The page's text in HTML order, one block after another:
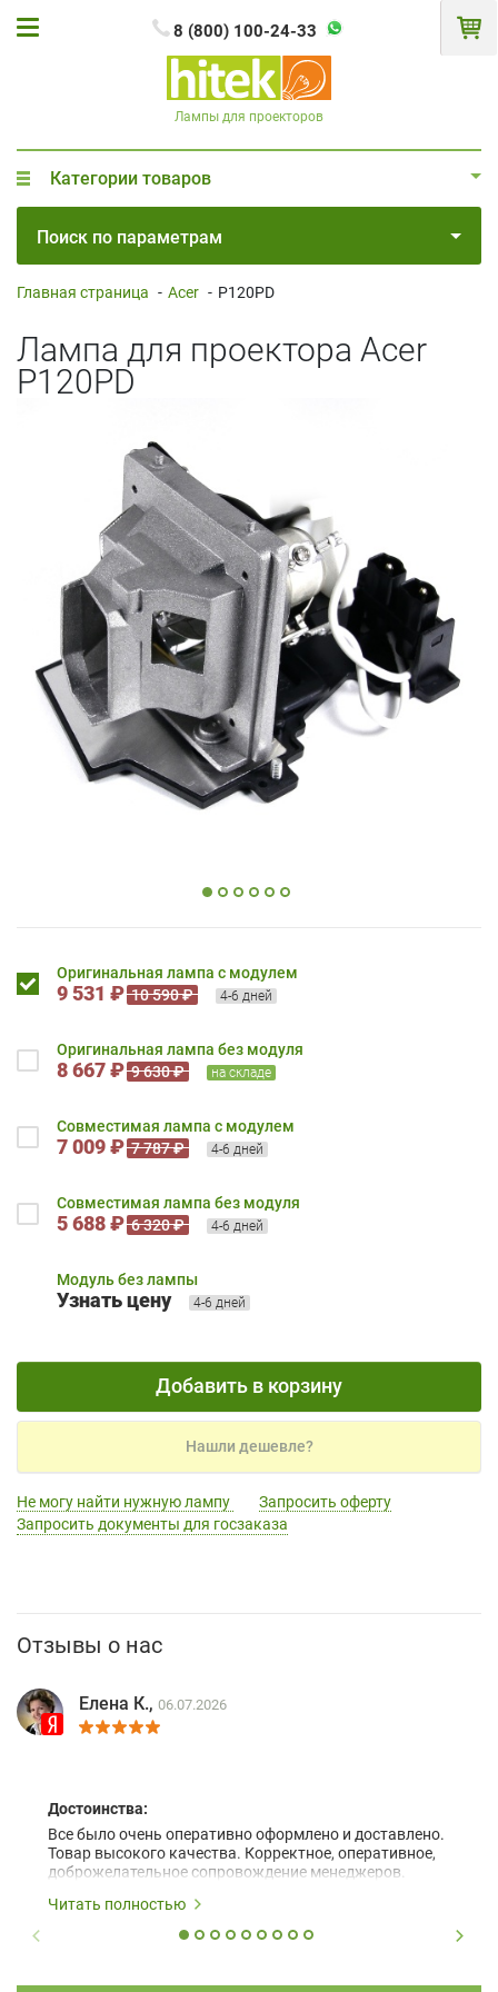
8 (800) 100-24-33
Лампы для проекторов
Категории товаров
Поиск по параметрам
Главная страница - Acer - P120PD
Лампа для проектора Acer
P120PD
Оригинальная лампа с модулем
9 531 ₽ 10 590 ₽ 4-6 дней
Оригинальная лампа без модуля
8 667 ₽ 9 630 ₽ на складе
Совместимая лампа с модулем
7 009 ₽ 7 787 ₽ 4-6 дней
Совместимая лампа без модуля
5 688 ₽ 6 320 ₽ 4-6 дней
Модуль без лампы
Узнать цену 4-6 дней
Добавить в корзину
Нашли дешевле?
Не могу найти нужную лампу
Запросить оферту
Запросить документы для госзаказа
Отзывы о нас
Елена К., 06.07.2026
Достоинства:
Все было очень оперативно оформлено и доставлено.
Товар высокого качества. Корректное, оперативное,
доброжелательное сопровождение менеджеров.
Читать полностью